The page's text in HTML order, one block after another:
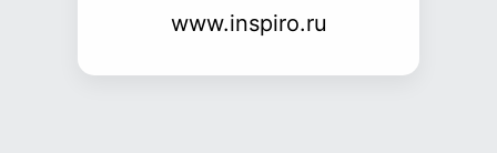
www.inspiro.ru